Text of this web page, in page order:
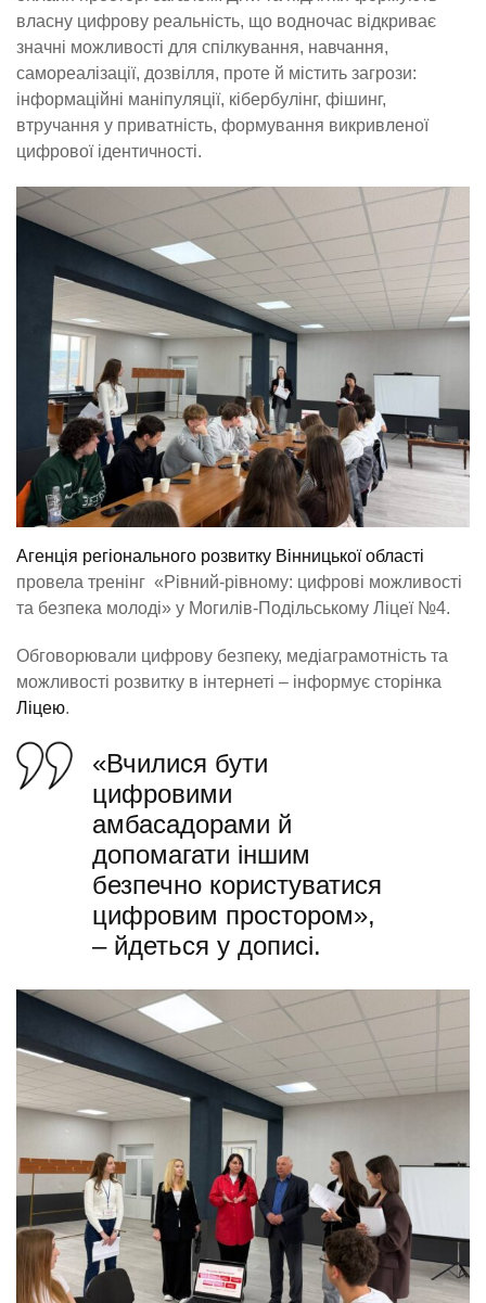
власну цифрову реальність, що водночас відкриває
значні можливості для спілкування, навчання,
самореалізації, дозвілля, проте й містить загрози:
інформаційні маніпуляції, кібербулінг, фішинг,
втручання у приватність, формування викривленої
цифрової ідентичності.
Агенція регіонального розвитку Вінницької області
провела тренінг «Рівний-рівному: цифрові можливості
та безпека молоді» у Могилів-Подільському Ліцеї №4.
Обговорювали цифрову безпеку, медіаграмотність та
можливості розвитку в інтернеті – інформує сторінка
Ліцею.
«Вчилися бути
цифровими
амбасадорами й
допомагати іншим
безпечно користуватися
цифровим простором»,
– йдеться у дописі.